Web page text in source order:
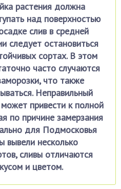
растения должна
над поверхностью
слив в средней
следует остановиться
сортах. В этом
часто случаются
что также
Неправильный
привести к полной
по причине замерзания
для Подмосковья
вывели несколько
сливы отличаются
и цветом.